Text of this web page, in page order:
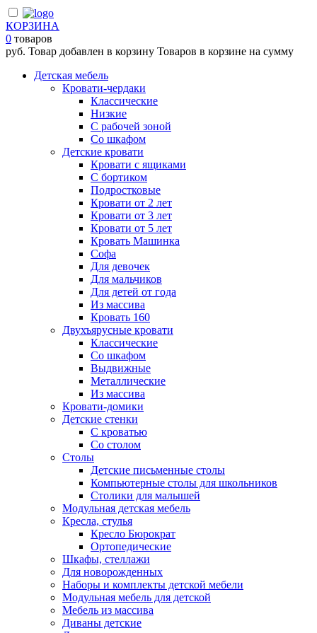
КОРЗИНА
0 товаров
руб. Товар добавлен в корзину Товаров в корзине на сумму
Детская мебель
Кровати-чердаки
Классические
Низкие
С рабочей зоной
Со шкафом
Детские кровати
Кровати с ящиками
С бортиком
Подростковые
Кровати от 2 лет
Кровати от 3 лет
Кровати от 5 лет
Кровать Машинка
Софа
Для девочек
Для мальчиков
Для детей от года
Из массива
Кровать 160
Двухъярусные кровати
Классические
Со шкафом
Выдвижные
Металлические
Из массива
Кровати-домики
Детские стенки
С кроватью
Со столом
Столы
Детские письменные столы
Компьютерные столы для школьников
Столики для малышей
Модульная детская мебель
Кресла, стулья
Кресло Бюрократ
Ортопедические
Шкафы, стеллажи
Для новорожденных
Наборы и комплекты детской мебели
Модульная мебель для детской
Мебель из массива
Диваны детские